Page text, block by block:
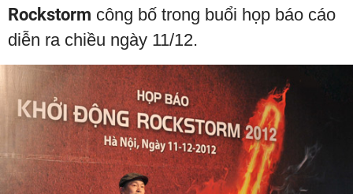
Rockstorm công bố trong buổi họp báo cáo
diễn ra chiều ngày 11/12.